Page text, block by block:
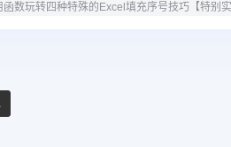
函数玩转四种特殊的Excel填充序号技巧【特别实